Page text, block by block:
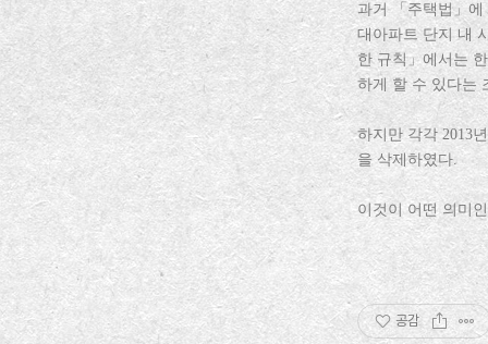
과거 「주택법」
대아파트 단지 내
한 규칙」에서는
하게 할 수 있다는
하지만 각각 2013
을 삭제하였다.
이것이 어떤 의미
공감